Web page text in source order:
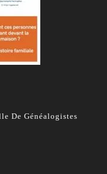
De Généalogistes